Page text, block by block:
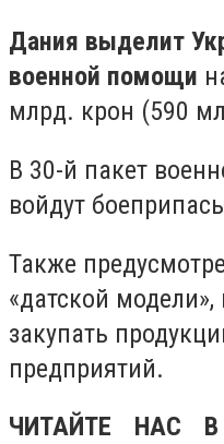
Дания выделит
военной помощи
млрд. крон (590
В 30-й пакет
войдут
Также
«датской
закупать
предприятий.
ЧИТАЙТЕ НАС